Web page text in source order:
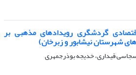
گردشگری رویدادهای مذهبی بر
شهرستان نیشابور و زبرخان)
سجاسی قیداری، خدیجه بوذرجمهری